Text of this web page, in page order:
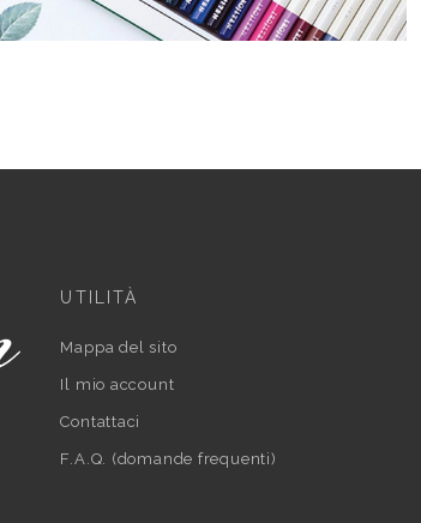
UTILITÀ
Mappa del sito
Il mio account
Contattaci
F.A.Q. (domande frequenti)